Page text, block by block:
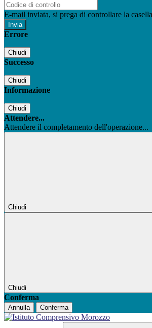
E-mail inviata, si prega di controllare la
Errore
Chiudi
Successo
Chiudi
Informazione
Chiudi
Attendere...
Attendere il completamento dell'operazione...
Chiudi
Chiudi
Conferma
Annulla Conferma